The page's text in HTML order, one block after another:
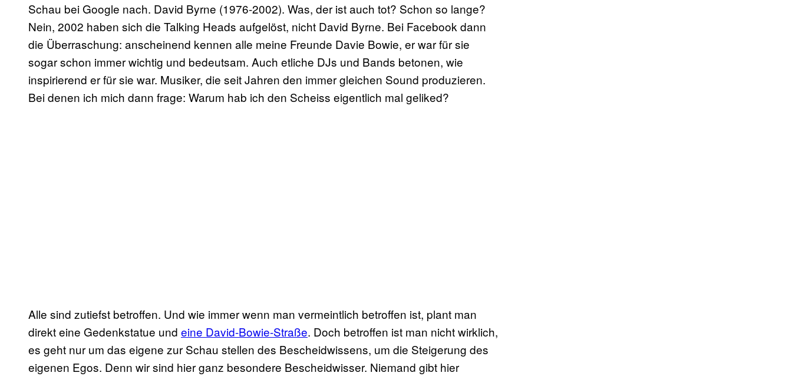
Schau bei Google nach. David Byrne (1976-2002). Was, der ist auch tot? Schon so lange?
Nein, 2002 haben sich die Talking Heads aufgelöst, nicht David Byrne. Bei Facebook dann
die Überraschung: anscheinend kennen alle meine Freunde Davie Bowie, er war für sie
sogar schon immer wichtig und bedeutsam. Auch etliche DJs und Bands betonen, wie
inspirierend er für sie war. Musiker, die seit Jahren den immer gleichen Sound produzieren.
Bei denen ich mich dann frage: Warum hab ich den Scheiss eigentlich mal geliked?
Alle sind zutiefst betroffen. Und wie immer wenn man vermeintlich betroffen ist, plant man
direkt eine Gedenkstatue und eine David-Bowie-Straße. Doch betroffen ist man nicht wirklich,
es geht nur um das eigene zur Schau stellen des Bescheidwissens, um die Steigerung des
eigenen Egos. Denn wir sind hier ganz besondere Bescheidwisser. Niemand gibt hier